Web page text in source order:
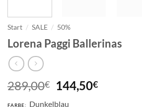
Start / SALE / 50%
Lorena Paggi Ballerinas
289,00€
Ursprünglicher
Preis
144,50€Aktueller
FARBE: Dunkelblau